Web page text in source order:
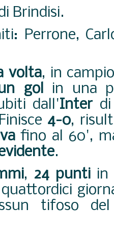
Brindisi.
Perrone,
volta, in
gol in una
dall'Inter
4-0,
fino al 60',
.
, 24 punti in
tifoso